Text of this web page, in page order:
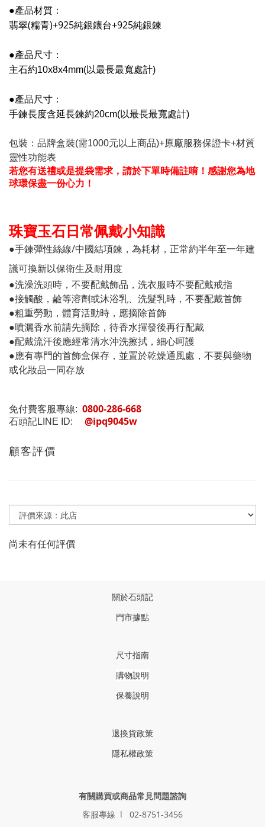
●產品材質：
翡翠(糯青)+925純銀鑲台+925純銀鍊
●產品尺寸：
主石約10x8x4mm(以最長最寬處計)
●產品尺寸：
手鍊長度含延長鍊約20cm(以最長最寬處計)
包裝：品牌盒裝(需1000元以上商品)+原廠服務保證卡+材質
靈性功能表
若您有送禮或是提袋需求，請於下單時備註唷！感謝您為地
球環保盡一份心力！
珠寶玉石日常佩戴小知識
●手鍊彈性絲線/中國結項鍊，為耗材，正常約半年至一年建
議可換新以保衛生及耐用度
●洗澡洗頭時，不要配戴飾品，洗衣服時不要配戴戒指
●接觸酸，鹼等溶劑或沐浴乳、洗髮乳時，不要配戴首飾
●粗重勞動，體育活動時，應摘除首飾
●噴灑香水前請先摘除，待香水揮發後再行配戴
●配戴流汗後應經常清水沖洗擦拭，細心呵護
●應有專門的首飾盒保存，並置於乾燥通風處，不要與藥物
或化妝品一同存放
免付費客服專線: 0800-286-668
石頭記LINE ID: @ipq9045w
顧客評價
尚未有任何評價
關於石頭記
門市據點
尺寸指南
購物說明
保養說明
退換貨政策
隱私權政策
有關購買或商品常見問題諮詢
客服專線 l 02-8751-3456